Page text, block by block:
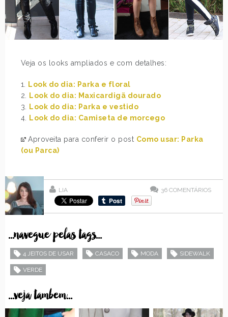
Veja os looks ampliados e com detalhes:
1. Look do dia: Parka e floral
2. Look do dia: Maxicardigã dourado
3. Look do dia: Parka e vestido
4. Look do dia: Camiseta de morcego
Aproveita para conferir o post Como usar: Parka
(ou Parca)
LIA 36 COMENTÁRIOS
...navegue pelas tags...
4 JEITOS DE USAR CASACO MODA SIDEWALK
VERDE
...veja tambem...